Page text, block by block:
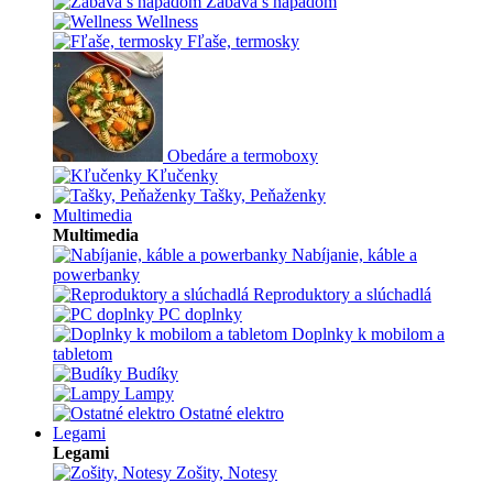
Wellness
Fľaše, termosky
Obedáre a termoboxy
Kľučenky
Tašky, Peňaženky
Multimedia
Multimedia
Nabíjanie, káble a
powerbanky
Reproduktory a slúchadlá
PC doplnky
Doplnky k mobilom a
tabletom
Budíky
Lampy
Ostatné elektro
Legami
Legami
Zošity, Notesy